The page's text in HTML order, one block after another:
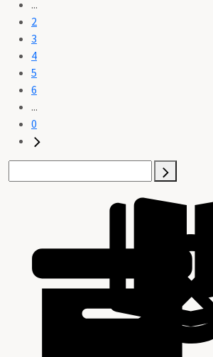
...
2
3
4
5
6
...
0